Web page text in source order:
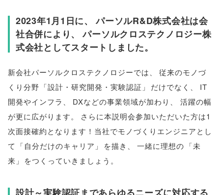
2023年1月1日に、
パーソルR&D株式会社は会
社合併により、
パーソルクロステクノロジー株
式会社としてスタートしました。
新会社パーソルクロステクノロジーでは
従来のモノづ
くり分野 「設計・研究開発・実験認証 」 だけでなく
IT
開発やインフラ
DXなどの事業領域が加わり
活躍の幅
が更に広がります。
さらに本説明会参加いただいた方は1
次面接確約となります！当社でモノづくりエンジニアとし
て
「自分だけのキャリア 」 を描き 一緒に理想の 「未
来 」 をつくっていきましょう 。